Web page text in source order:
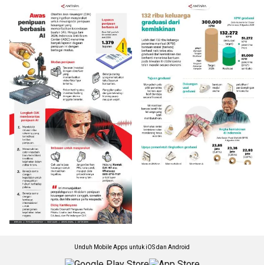
Unduh Mobile Apps untuk iOS dan Android